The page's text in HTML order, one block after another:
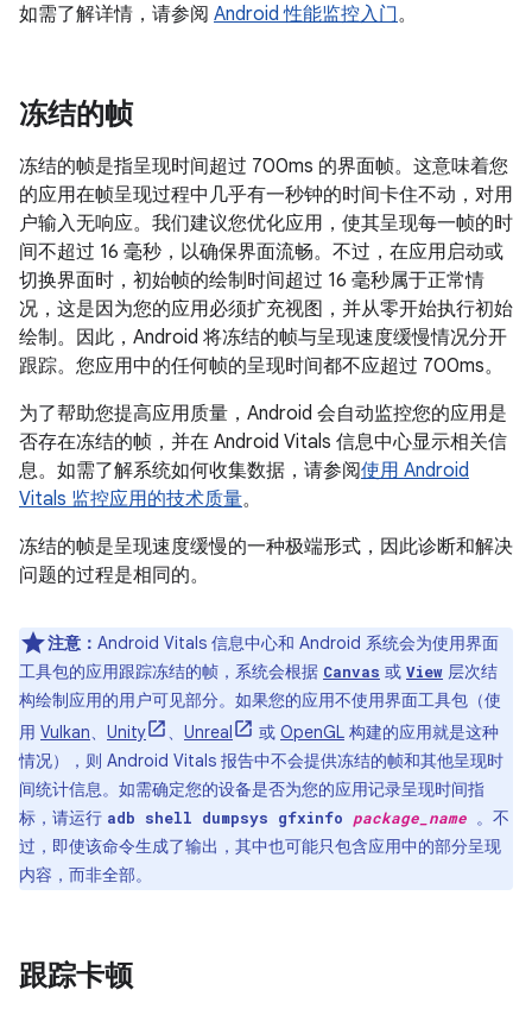
如需了解详情，请参阅 Android 性能监控入门。
冻结的帧
冻结的帧是指呈现时间超过 700ms 的界面帧。这意味着您
的应用在帧呈现过程中几乎有一秒钟的时间卡住不动，对用
户输入无响应。我们建议您优化应用，使其呈现每一帧的时
间不超过 16 毫秒，以确保界面流畅。不过，在应用启动或
切换界面时，初始帧的绘制时间超过 16 毫秒属于正常情
况，这是因为您的应用必须扩充视图，并从零开始执行初始
绘制。因此，Android 将冻结的帧与呈现速度缓慢情况分开
跟踪。您应用中的任何帧的呈现时间都不应超过 700ms。
为了帮助您提高应用质量，Android 会自动监控您的应用是
否存在冻结的帧，并在 Android Vitals 信息中心显示相关信
息。如需了解系统如何收集数据，请参阅使用 Android
Vitals 监控应用的技术质量。
冻结的帧是呈现速度缓慢的一种极端形式，因此诊断和解决
问题的过程是相同的。
注意： Android Vitals 信息中心和 Android 系统会为使用界面
工具包的应用跟踪冻结的帧，系统会根据 Canvas 或 View 层次结
构绘制应用的用户可见部分。如果您的应用不使用界面工具包（使
用 Vulkan、 Unity 、 Unreal 或 OpenGL 构建的应用就是这种
情况），则 Android Vitals 报告中不会提供冻结的帧和其他呈现时
间统计信息。如需确定您的设备是否为您的应用记录呈现时间指
标，请运行 adb shell dumpsys gfxinfo package_name 。不
过，即使该命令生成了输出，其中也可能只包含应用中的部分呈现
内容，而非全部。
跟踪卡顿